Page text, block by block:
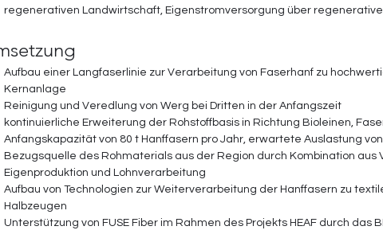
regenerativen Landwirtschaft, Eigenstromversorgung über regenerative
Aufbau einer Langfaserlinie zur Verarbeitung von Faserhanf zu
Kernanlage
Reinigung und Veredlung von Werg bei Dritten in der Anfangszeit
kontinuierliche Erweiterung der Rohstoffbasis in Richtung Bioleinen,
Anfangskapazität von 80 t Hanffasern pro Jahr, erwartete Auslastung
Bezugsquelle des Rohmaterials aus der Region durch Kombination aus
Eigenproduktion und Lohnverarbeitung
Aufbau von Technologien zur Weiterverarbeitung der Hanffasern zu
Halbzeugen
Unterstützung von FUSE Fiber im Rahmen des Projekts HEAF durch das